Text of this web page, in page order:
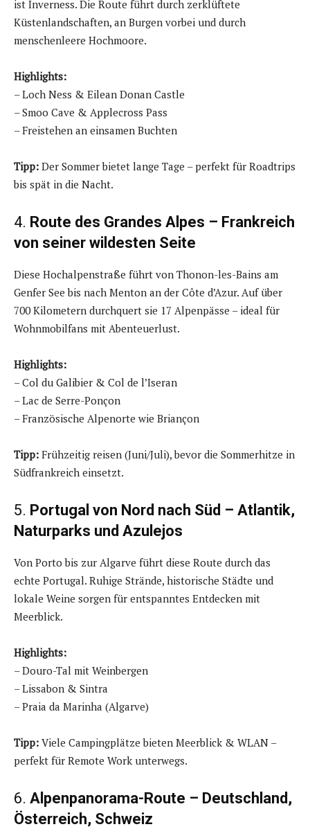
ist Inverness. Die Route führt durch zerklüftete
Küstenlandschaften, an Burgen vorbei und durch
menschenleere Hochmoore.
Highlights:
– Loch Ness & Eilean Donan Castle
– Smoo Cave & Applecross Pass
– Freistehen an einsamen Buchten
Tipp: Der Sommer bietet lange Tage – perfekt für Roadtrips
bis spät in die Nacht.
4. Route des Grandes Alpes – Frankreich
von seiner wildesten Seite
Diese Hochalpenstraße führt von Thonon-les-Bains am
Genfer See bis nach Menton an der Côte d’Azur. Auf über
700 Kilometern durchquert sie 17 Alpenpässe – ideal für
Wohnmobilfans mit Abenteuerlust.
Highlights:
– Col du Galibier & Col de l’Iseran
– Lac de Serre-Ponçon
– Französische Alpenorte wie Briançon
Tipp: Frühzeitig reisen (Juni/Juli), bevor die Sommerhitze in
Südfrankreich einsetzt.
5. Portugal von Nord nach Süd – Atlantik,
Naturparks und Azulejos
Von Porto bis zur Algarve führt diese Route durch das
echte Portugal. Ruhige Strände, historische Städte und
lokale Weine sorgen für entspanntes Entdecken mit
Meerblick.
Highlights:
– Douro-Tal mit Weinbergen
– Lissabon & Sintra
– Praia da Marinha (Algarve)
Tipp: Viele Campingplätze bieten Meerblick & WLAN –
perfekt für Remote Work unterwegs.
6. Alpenpanorama-Route – Deutschland,
Österreich, Schweiz